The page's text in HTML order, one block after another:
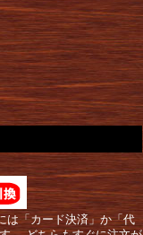
は「カード決済」か「代